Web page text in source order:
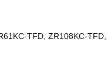
TFD, ZR108KC-TFD,